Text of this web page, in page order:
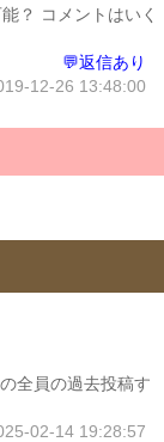
？ コメントはいく
💬返信あり
12-26 13:48:00
全員の過去投稿す
02-14 19:28:57